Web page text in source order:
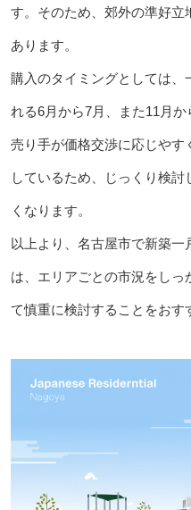
す。そのため、郊外の準好立
あります。
購入のタイミングとしては、
れる6月から7月、また11月
売り手が価格交渉に応じやす
しているため、じっくり検
くなります。
以上より、名古屋市で新築
は、エリアごとの市況をしっ
て慎重に検討することをおす